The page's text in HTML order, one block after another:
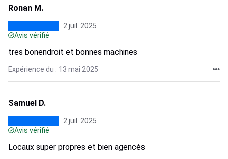
Ronan M.
2 juil. 2025
Avis vérifié
tres bonendroit et bonnes machines
Expérience du : 13 mai 2025
Samuel D.
2 juil. 2025
Avis vérifié
Locaux super propres et bien agencés